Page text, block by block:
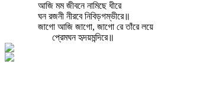
আজি মম জীবনে নামিছে ধীরে
ঘন রজনী নীরবে নিবিড়গম্ভীরে॥
জাগো আজি জাগো, জাগো রে তাঁরে লয়ে
প্রেমঘন হৃদয়মন্দিরে॥